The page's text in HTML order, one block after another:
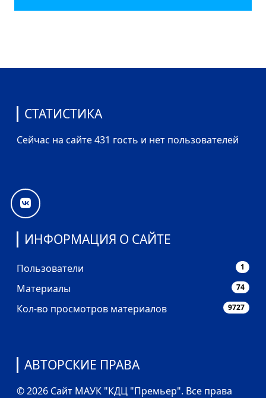
СТАТИСТИКА
Сейчас на сайте 431 гость и нет пользователей
ИНФОРМАЦИЯ О САЙТЕ
Пользователи 1
Материалы 74
Кол-во просмотров материалов 9727
АВТОРСКИЕ ПРАВА
© 2026 Сайт МАУК "КДЦ "Премьер". Все права